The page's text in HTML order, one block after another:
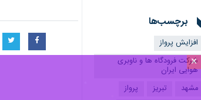
×
برچسب‌ها
افزایش پرواز
شرکت فرودگاه ها و ناوبری
هوایی ایران
مشهد
تبریز
پرواز